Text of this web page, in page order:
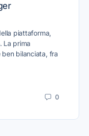
piattaforma,
La prima
ben bilanciata, fra
0